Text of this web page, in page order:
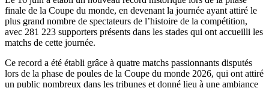
finale de la Coupe du monde, en devenant la journée ayant attiré le
plus grand nombre de spectateurs de l’histoire de la compétition,
avec 281 223 supporters présents dans les stades qui ont accueilli les
matchs de cette journée.
Ce record a été établi grâce à quatre matchs passionnants disputés
lors de la phase de poules de la Coupe du monde 2026, qui ont attiré
un public nombreux dans les tribunes et donné lieu à une ambiance